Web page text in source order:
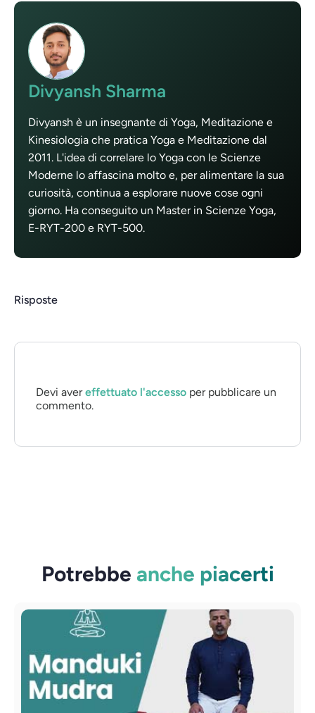
Divyansh Sharma
Divyansh è un insegnante di Yoga, Meditazione e
Kinesiologia che pratica Yoga e Meditazione dal
2011. L'idea di correlare lo Yoga con le Scienze
Moderne lo affascina molto e, per alimentare la sua
curiosità, continua a esplorare nuove cose ogni
giorno. Ha conseguito un Master in Scienze Yoga,
E-RYT-200 e RYT-500.
Risposte
Devi avereffettuato l'accesso per pubblicare un
commento.
Potrebbe anche piacerti